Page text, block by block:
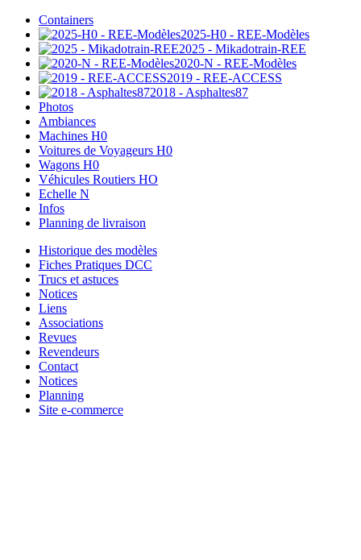
Containers
2025-H0 - REE-Modèles
2025 - Mikadotrain-REE
2020-N - REE-Modèles
2019 - REE-ACCESS
2018 - Asphaltes87
Photos
Ambiances
Machines H0
Voitures de Voyageurs H0
Wagons H0
Véhicules Routiers HO
Echelle N
Infos
Planning de livraison
Historique des modèles
Fiches Pratiques DCC
Trucs et astuces
Notices
Liens
Associations
Revues
Revendeurs
Contact
Notices
Planning
Site e-commerce